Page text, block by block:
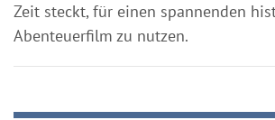
Zeit steckt, für einen spannenden
Abenteuerfilm zu nutzen.